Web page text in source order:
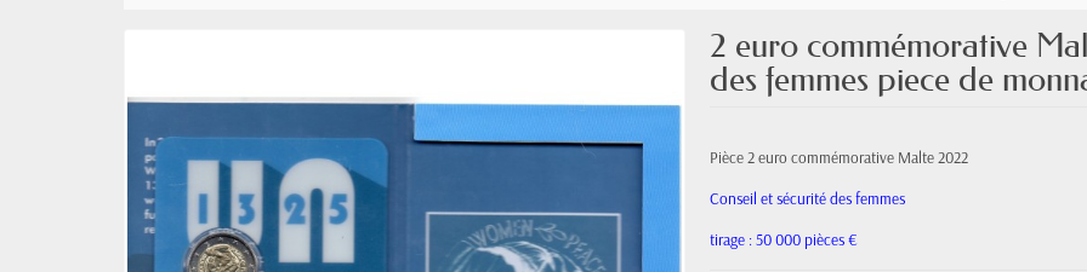
2 euro commémorative
des femmes piece de
Pièce 2 euro commémorative Malte 2022
Conseil et sécurité des femmes
tirage : 50 000 pièces €